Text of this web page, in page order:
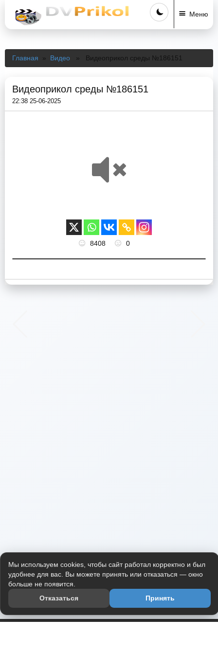
Меню
Главная » Видео » Видеоприкол среды №186151
Видеоприкол среды №186151
22:38 25-06-2025
8408 0
Мы используем cookies, чтобы сайт работал корректно и был
удобнее для вас. Вы можете принять или отказаться — окно
больше не появится.
Отказаться
Принять